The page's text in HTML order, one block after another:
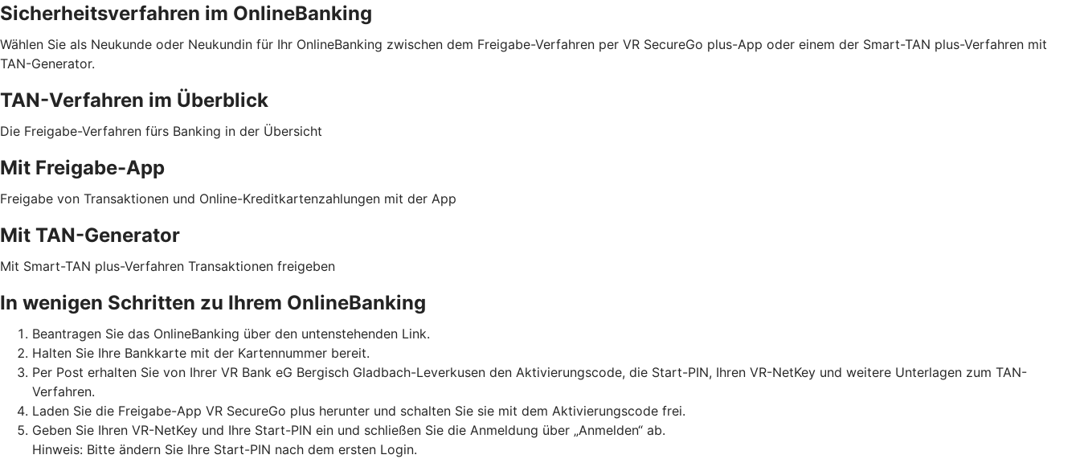
Sicherheitsverfahren im OnlineBanking
Wählen Sie als Neukunde oder Neukundin für Ihr OnlineBanking zwischen dem Freigabe-Verfahren per VR SecureGo plus-App oder einem der Smart-TAN plus-Verfahren mit
TAN-Generator.
TAN-Verfahren im Überblick
Die Freigabe-Verfahren fürs Banking in der Übersicht
Mit Freigabe-App
Freigabe von Transaktionen und Online-Kreditkartenzahlungen mit der App
Mit TAN-Generator
Mit Smart-TAN plus-Verfahren Transaktionen freigeben
In wenigen Schritten zu Ihrem OnlineBanking
Beantragen Sie das OnlineBanking über den untenstehenden Link.
Halten Sie Ihre Bankkarte mit der Kartennummer bereit.
Per Post erhalten Sie von Ihrer VR Bank eG Bergisch Gladbach-Leverkusen den Aktivierungscode, die Start-PIN, Ihren VR-NetKey und weitere Unterlagen zum TAN-
Verfahren.
Laden Sie die Freigabe-App VR SecureGo plus herunter und schalten Sie sie mit dem Aktivierungscode frei.
Geben Sie Ihren VR-NetKey und Ihre Start-PIN ein und schließen Sie die Anmeldung über „Anmelden“ ab.
Hinweis: Bitte ändern Sie Ihre Start-PIN nach dem ersten Login.